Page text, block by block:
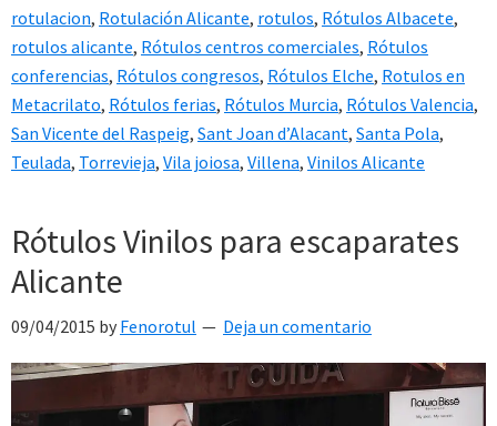
rotulacion, Rotulación Alicante, rotulos, Rótulos Albacete,
rotulos alicante, Rótulos centros comerciales, Rótulos
conferencias, Rótulos congresos, Rótulos Elche, Rotulos en
Metacrilato, Rótulos ferias, Rótulos Murcia, Rótulos Valencia,
San Vicente del Raspeig, Sant Joan d’Alacant, Santa Pola,
Teulada, Torrevieja, Vila joiosa, Villena, Vinilos Alicante
Rótulos Vinilos para escaparates
Alicante
09/04/2015 by Fenorotul Deja un comentario